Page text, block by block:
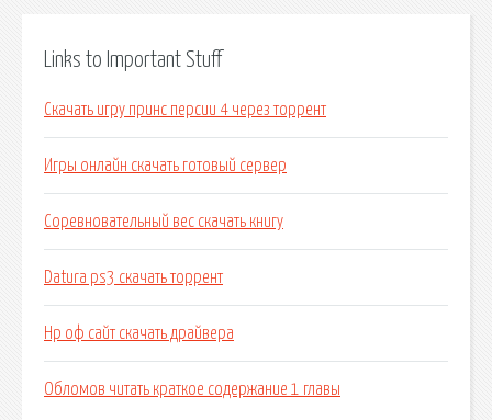
Links to Important Stuff
Скачать игру принс персии 4 через торрент
Игры онлайн скачать готовый сервер
Соревновательный вес скачать книгу
Datura ps3 скачать торрент
Hp оф сайт скачать драйвера
Обломов читать краткое содержание 1 главы